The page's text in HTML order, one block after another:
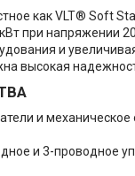
как VLT® Soft
при напряжении
и
высокая
и механическое
и 3-проводное